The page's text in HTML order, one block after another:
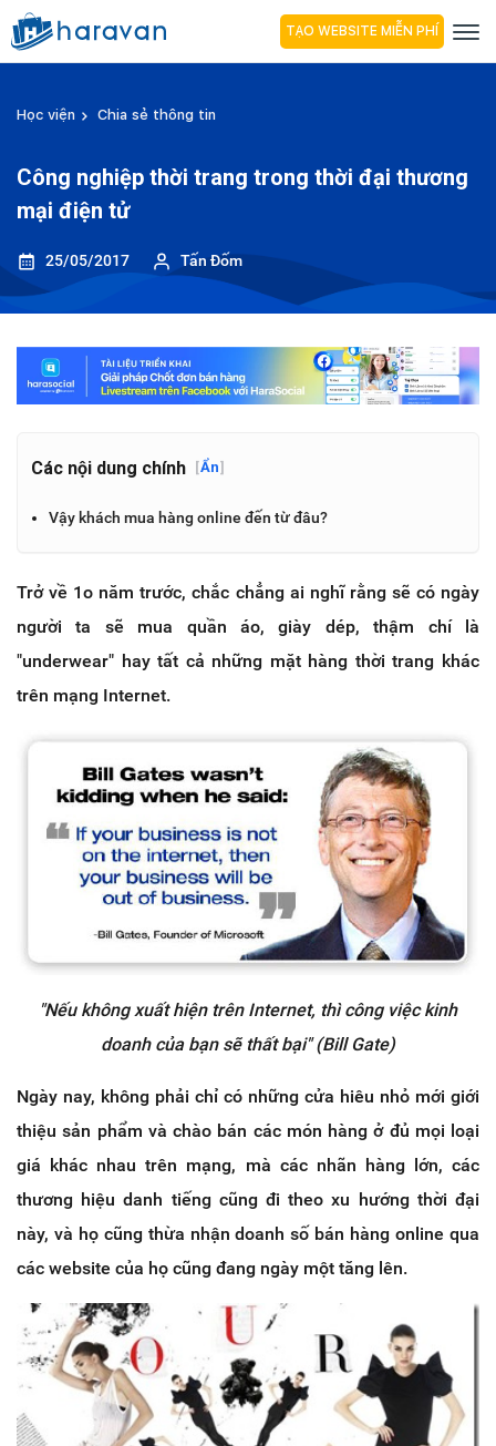
TẠO WEBSITE MIỄN PHÍ
Học viện Chia sẻ thông tin
Công nghiệp thời trang trong thời đại thương
mại điện tử
25/05/2017 Tấn Đốm
Các nội dung chính [Ẩn]
Vậy khách mua hàng online đến từ đâu?
Trở về 1o năm trước, chắc chẳng ai nghĩ rằng sẽ có ngày
người ta sẽ mua quần áo, giày dép, thậm chí là
"underwear" hay tất cả những mặt hàng thời trang khác
trên mạng Internet.
"Nếu không xuất hiện trên Internet, thì công việc kinh
doanh của bạn sẽ thất bại" (Bill Gate)
Ngày nay, không phải chỉ có những cửa hiêu nhỏ mới giới
thiệu sản phẩm và chào bán các món hàng ở đủ mọi loại
giá khác nhau trên mạng, mà các nhãn hàng lớn, các
thương hiệu danh tiếng cũng đi theo xu hướng thời đại
này, và họ cũng thừa nhận doanh số bán hàng online qua
các website của họ cũng đang ngày một tăng lên.